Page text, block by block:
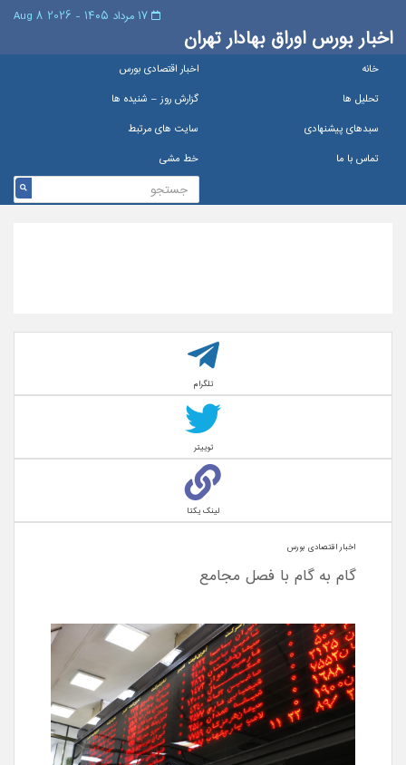
اخبار بورس اوراق بهادار تهران
خانه
اخبار اقتصادی بورس
تحلیل ها
گزارش روز – شنيده ها
سبدهای پیشنهادی
سایت های مرتبط
تماس با ما
خط مشی
تلگرام
توییتر
لینک یکتا
اخبار اقتصادی بورس
گام به گام با فصل مجامع